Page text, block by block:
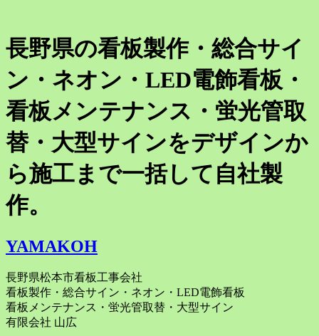
長野県の看板製作・総合サイ
ン・ネオン・LED電飾看板・
看板メンテナンス・蛍光管取
替・大型サインをデザインか
ら施工まで一括して自社製
作。
YAMAKOH
長野県松本市看板工事会社
看板製作・総合サイン・ネオン・LED電飾看板
看板メンテナンス・蛍光管取替・大型サイン
有限会社 山広